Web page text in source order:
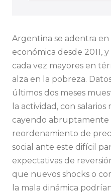
Argentina se adentra
económica desde 2011,
cada vez mayores en
alza en la pobreza.
últimos dos meses
la actividad, con
cayendo
reordenamiento de
social ante este difícil
expectativas de
que nuevos shocks o
la mala dinámica